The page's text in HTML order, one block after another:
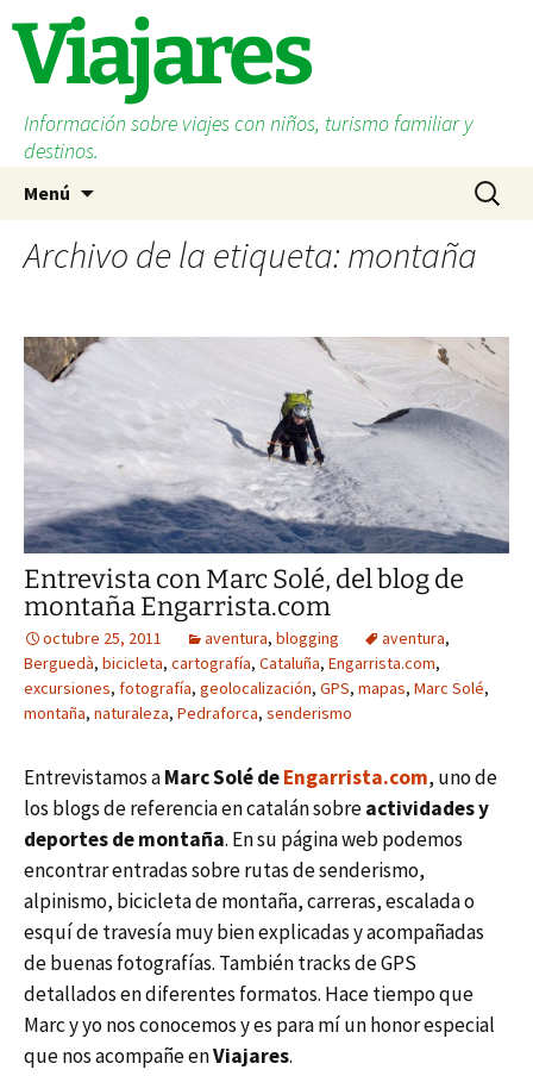
contenido
Viajares
Información sobre viajes con niños, turismo familiar y
destinos.
Menú Buscar:
Archivo de la etiqueta: montaña
Entrevista con Marc Solé, del blog de
montaña Engarrista.com
octubre 25, 2011 aventura, blogging aventura,
Berguedà, bicicleta, cartografía, Cataluña, Engarrista.com,
excursiones, fotografía, geolocalización, GPS, mapas, Marc Solé,
montaña, naturaleza, Pedraforca, senderismo
Entrevistamos aMarc Solé deEngarrista.com, uno de
los blogs de referencia en catalán sobreactividades y
deportes de montaña. En su página web podemos
encontrar entradas sobre rutas de senderismo,
alpinismo, bicicleta de montaña, carreras, escalada o
esquí de travesía muy bien explicadas y acompañadas
de buenas fotografías. También tracks de GPS
detallados en diferentes formatos. Hace tiempo que
Marc y yo nos conocemos y es para mí un honor especial
que nos acompañe enViajares.